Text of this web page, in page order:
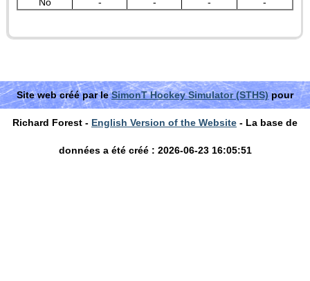
Site web créé par leSimonT Hockey Simulator (STHS)pour
Richard Forest - English Version of the Website - La base de
données a été créé : 2026-06-23 16:05:51